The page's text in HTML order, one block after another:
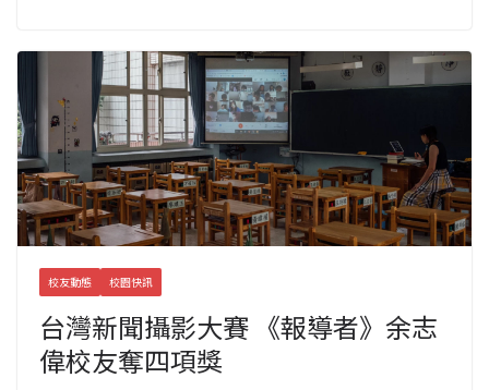
校友動態 校園快訊
台灣新聞攝影大賽 《報導者》余志
偉校友奪四項獎